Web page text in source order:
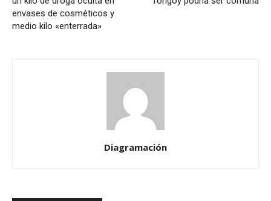
envases de cosméticos y
medio kilo «enterrada»
Diagramación